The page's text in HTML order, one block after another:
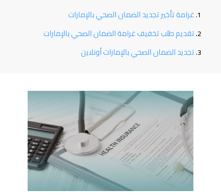
غرامة تأخير تجديد الضمان الصحي بالإمارات
تقديم طلب تخفيف غرامة الضمان الصحي بالإمارات
تجديد الضمان الصحي بالإمارات أونلاين